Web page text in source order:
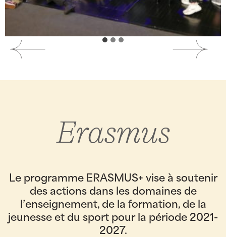
Erasmus
Le programme ERASMUS+ vise à soutenir
des actions dans les domaines de
l’enseignement, de la formation, de la
jeunesse et du sport pour la période 2021-
2027.